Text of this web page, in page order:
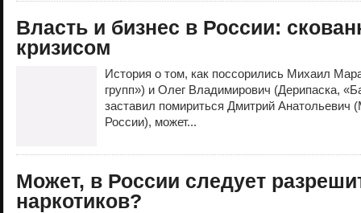
Власть и бизнес в России:
кризисом
История о том, как поссорились Михаил
групп») и Олег Владимирович (Дерипаска,
заставил помириться Дмитрий Анатольевич
России), может...
Может, в России следует
наркотиков?